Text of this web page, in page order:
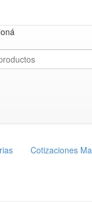
Cotizaciones